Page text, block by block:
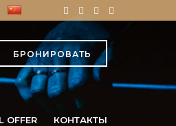
БРОНИРОВАТЬ
OFFER КОНТАКТЫ